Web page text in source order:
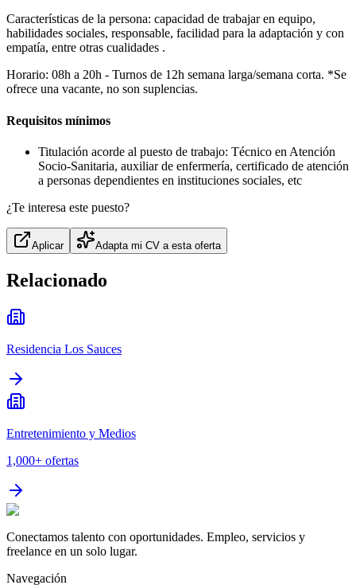
Características de la persona: capacidad de trabajar en equipo,
habilidades sociales, responsable, facilidad para la adaptación y con
empatía, entre otras cualidades .
Horario: 08h a 20h - Turnos de 12h semana larga/semana corta. *Se
ofrece una vacante, no son suplencias.
Requisitos mínimos
Titulación acorde al puesto de trabajo: Técnico en Atención
Socio-Sanitaria, auxiliar de enfermería, certificado de atención
a personas dependientes en instituciones sociales, etc
¿Te interesa este puesto?
Aplicar Adapta mi CV a esta oferta
Relacionado
Residencia Los Sauces
Entretenimiento y Medios
1,000+ ofertas
Conectamos talento con oportunidades. Empleo, servicios y
freelance en un solo lugar.
Navegación